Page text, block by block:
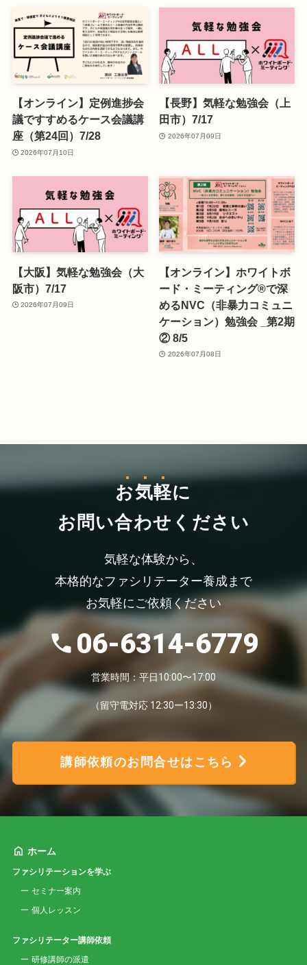
【オンライン】定例進捗会
議ですすめるケース会議講
座（第24回）7/28
2026年07月10日
【長野】気軽な勉強会（上
田市）7/17
2026年07月09日
【大阪】気軽な勉強会（大
阪市）7/17
2026年07月09日
【オンライン】ホワイトボ
ード・ミーティング®で深
めるNVC（非暴力コミュニ
ケーション）勉強会 _第2期
② 8/5
2026年07月08日
お気軽に
お問い合わせください
気軽な体験から、
本格的なファシリテーター養成まで
お気軽にご依頼ください
06-6314-6779
営業時間：平日10:00〜17:00
（留守電対応 12:30ー13:30）
講師依頼のお問合せはこちら
ホーム
ファシリテーションを学ぶ
セミナー案内
個人レッスン
ファシリテーター講師依頼
研修講師の派遣